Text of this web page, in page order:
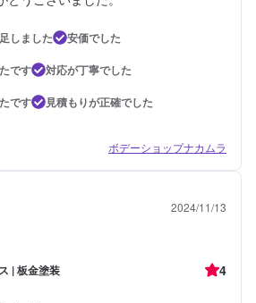
しました
安価でした
です
対応が丁寧でした
です
見積もりが正確でした
ボデーショップナカムラ
2024/11/13
| 板金塗装 4